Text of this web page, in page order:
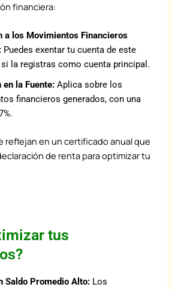
financiera:
a los Movimientos Financieros
Puedes exentar tu cuenta de este
la registras como cuenta principal.
en la Fuente: Aplica sobre los
financieros generados, con una
reflejan en un certificado anual que
de renta para optimizar tu
tus
Saldo Promedio Alto: Los